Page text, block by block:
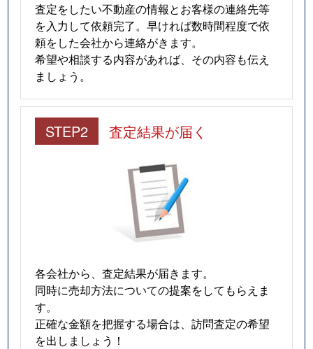
査定をしたい不動産の情報とお客様の連絡先等
を入力して依頼完了。早ければ数時間程度で依
頼をした会社から連絡がきます。
希望や相談する内容があれば、その内容も伝え
ましょう。
STEP2 査定結果が届く
各会社から、査定結果が届きます。
同時に売却方法についての提案をしてもらえま
す。
正確な金額を把握する場合は、訪問査定の希望
を出しましょう！